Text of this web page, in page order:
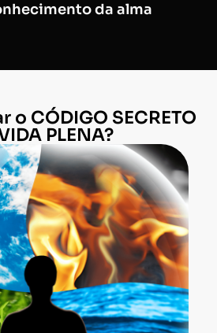
da alma
o CÓDIGO SECRETO
PLENA?